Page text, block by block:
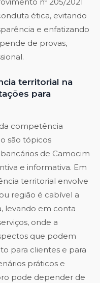
ética, evitando
e enfatizando
de provas,
territorial na
para
competência
são tópicos
de Camocim
e informativa. Em
territorial envolve
região é cabível a
levando em conta
onde a
que podem
para clientes e para
práticos e
pode depender de